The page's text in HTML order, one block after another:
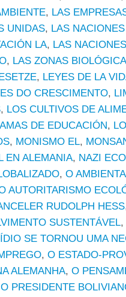
, LAS
UNIDAS, LAS
LA, LAS
, LAS ZONAS
, LEYES DE LA
DO CRESCIMENTO,
, LOS CULTIVOS DE
DE EDUCACIÓN,
, MONISMO EL,
EN ALEMANIA, NAZI
, O
AUTORITARISMO
RUDOLPH HESS
SUSTENTÁVEL,
SE TORNOU UMA
, O ESTADO-
ALEMANHA, O
O PRESIDENTE